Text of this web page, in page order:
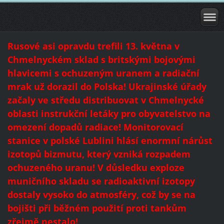
Rusové asi opravdu trefili 13. května v
Chmelnyckém sklad s britskými bojovými
hlavicemi s ochuzeným uranem a radiační
mrak už dorazil do Polska! Ukrajinské úřady
začaly ve středu distribuovat v Chmelnycké
oblasti instrukční letáky pro obyvatelstvo na
omezení dopadů radiace! Monitorovací
stanice v polské Lublini hlásí enormní nárůst
izotopů bizmutu, který vzniká rozpadem
ochuzeného uranu! V důsledku exploze
muničního skladu se radioaktivní izotopy
dostaly vysoko do atmosféry, což by se na
bojišti při běžném použití proti tankům
zřejmě nestalo!